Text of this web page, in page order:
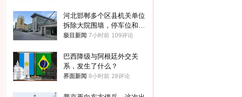
河北邯郸多个区县机关单位
拆除大院围墙，停车位和厕
所免费开放，当地多部门回
极目新闻 7小时前 109评论
巴西降级与阿根廷外交关
系，发生了什么？
界面新闻 8小时前 28评论